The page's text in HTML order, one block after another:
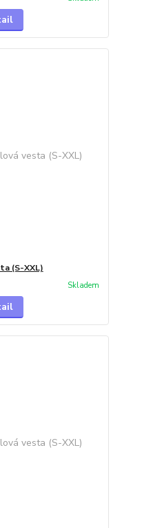
(S-XXL)
Skladem